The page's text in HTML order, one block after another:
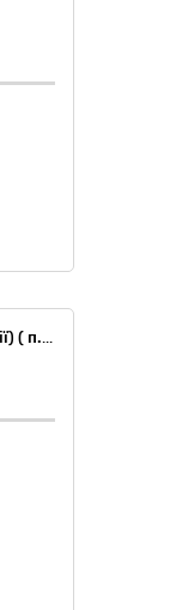
Ліцензійне програмне забезпечення (ліцензії) ( п.4.2.2.1, 4.2.2.2 ІП 2024)